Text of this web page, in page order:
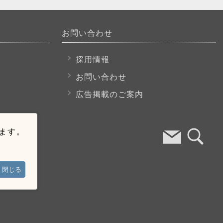
。
閉じる
お問い合わせ
採用情報
お問い合わせ
広告掲載のご案内